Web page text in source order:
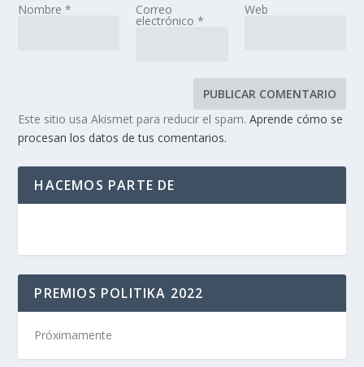
Nombre* Correo
electrónico *
Web
Este sitio usa Akismet para reducir el spam.Aprende cómo se
procesan los datos de tus comentarios.
HACEMOS PARTE DE
PREMIOS POLITIKA 2022
Próximamente